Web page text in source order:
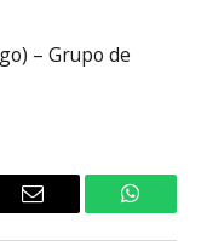
– Grupo de
Email